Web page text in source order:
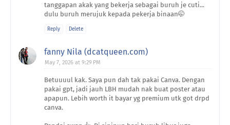
tanggapan akak yang bekerja sebagai buruh je cuti...
dulu buruh merujuk kepada pekerja binaan🤭
Reply Delete
fanny Nila (dcatqueen.com)
May 7, 2026 at 9:29 PM
Betuuuul kak. Saya pun dah tak pakai Canva. Dengan
pakai gpt, jadi jauh LBH mudah nak buat poster atau
apapun. Lebih worth it bayar yg premium utk got drpd
canva.